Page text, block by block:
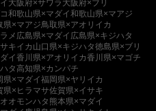
大阪府×サワラ 大阪府×ブリ
和歌山県×マダイ和歌山県×マアジ
県×マアジ鳥取県×アオリイカ
メ 広島県×マダイ 広島県×キジハタ
キイカ 山口県×キジハタ徳島県×ブリ
イ香川県×アオリイカ香川県×マゴチ
タ高知県×カンパチ
県×マダイ福岡県×ヤリイカ
県×ヒラマサ佐賀県×イサキ
オモンハタ 熊本県×マダイ